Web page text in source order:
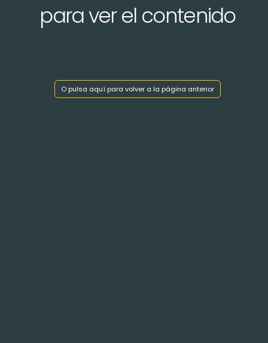
para ver el contenido
O pulsa aquí para volver a la página anterior